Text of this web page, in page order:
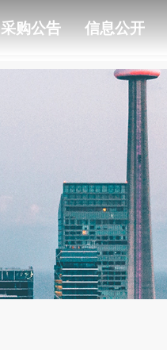
采购公告 信息公开